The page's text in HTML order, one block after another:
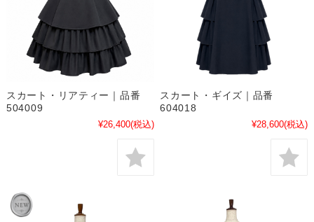
スカート・リアティー｜品番
504009
¥26,400(税込)
スカート・ギイズ｜品番
604018
¥28,600(税込)